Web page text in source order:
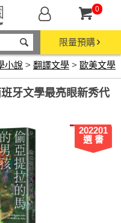
0
限量預購
小說 > 翻譯文學 > 歐美文學
牙文學最亮眼新秀代
202201
選 書